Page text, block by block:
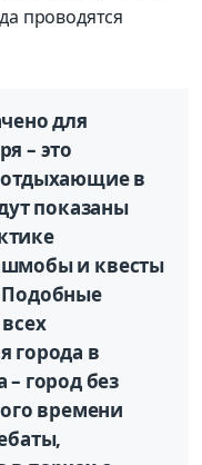
проводятся
для
– это
в
показаны
и квесты
Подобные
города в
город без
времени